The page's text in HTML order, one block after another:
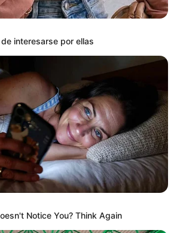
interesarse por ellas
Notice You? Think Again